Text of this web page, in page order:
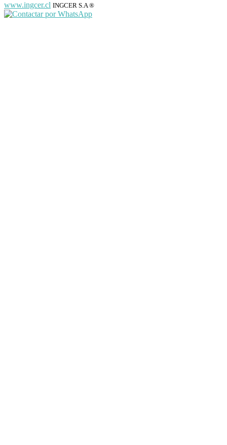
www.ingcer.cl INGCER S.A ®